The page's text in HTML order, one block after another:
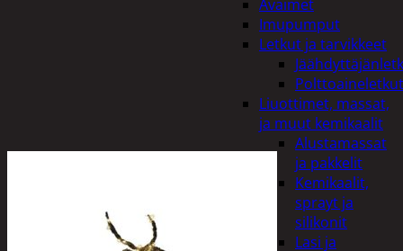
Avaimet
Imupumput
Letkut ja tarvikkeet
Polttoaineletkut
Liuottimet, massat,
ja muut kemikaalit
Alustamassat
ja pakkelit
Kemikaalit,
sprayt ja
silikonit
Lasi ja